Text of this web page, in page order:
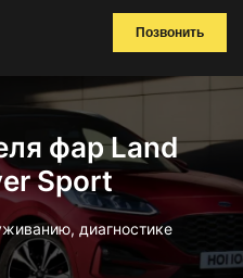
Позвонить
фар Land
Sport
диагностике